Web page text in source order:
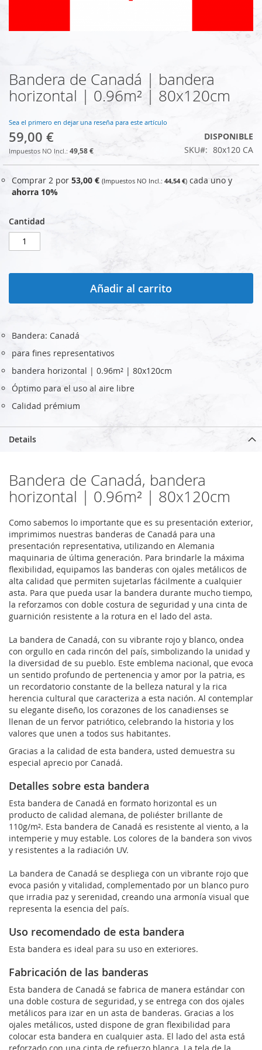
Saltar
al
comienzo
la
galería
de
imágenes
Bandera de Canadá | bandera
horizontal | 0.96m² | 80x120cm
Sea el primero en dejar una reseña para este artículo
59,00 €
49,58 €
DISPONIBLE
SKU
80x120 CA
Comprar 2 por 53,00 € 44,54 € cada uno y
ahorra 10%
Cantidad
Añadir al carrito
Bandera: Canadá
para fines representativos
bandera horizontal | 0.96m² | 80x120cm
Óptimo para el uso al aire libre
Calidad prémium
Details
Bandera de Canadá, bandera
horizontal | 0.96m² | 80x120cm
Como sabemos lo importante que es su presentación exterior,
imprimimos nuestras banderas de Canadá para una
presentación representativa, utilizando en Alemania
maquinaria de última generación. Para brindarle la máxima
flexibilidad, equipamos las banderas con ojales metálicos de
alta calidad que permiten sujetarlas fácilmente a cualquier
asta. Para que pueda usar la bandera durante mucho tiempo,
la reforzamos con doble costura de seguridad y una cinta de
guarnición resistente a la rotura en el lado del asta.
La bandera de Canadá, con su vibrante rojo y blanco, ondea
con orgullo en cada rincón del país, simbolizando la unidad y
la diversidad de su pueblo. Este emblema nacional, que evoca
un sentido profundo de pertenencia y amor por la patria, es
un recordatorio constante de la belleza natural y la rica
herencia cultural que caracteriza a esta nación. Al contemplar
su elegante diseño, los corazones de los canadienses se
llenan de un fervor patriótico, celebrando la historia y los
valores que unen a todos sus habitantes.
Gracias a la calidad de esta bandera, usted demuestra su
especial aprecio por Canadá.
Detalles sobre esta bandera
Esta bandera de Canadá en formato horizontal es un
producto de calidad alemana, de poliéster brillante de
110g/m². Esta bandera de Canadá es resistente al viento, a la
intemperie y muy estable. Los colores de la bandera son vivos
y resistentes a la radiación UV.
La bandera de Canadá se despliega con un vibrante rojo que
evoca pasión y vitalidad, complementado por un blanco puro
que irradia paz y serenidad, creando una armonía visual que
representa la esencia del país.
Uso recomendado de esta bandera
Esta bandera es ideal para su uso en exteriores.
Fabricación de las banderas
Esta bandera de Canadá se fabrica de manera estándar con
una doble costura de seguridad, y se entrega con dos ojales
metálicos para izar en un asta de banderas. Gracias a los
ojales metálicos, usted dispone de gran flexibilidad para
colocar esta bandera en cualquier asta. El lado del asta está
reforzado con una cinta de refuerzo blanca. La tela de la